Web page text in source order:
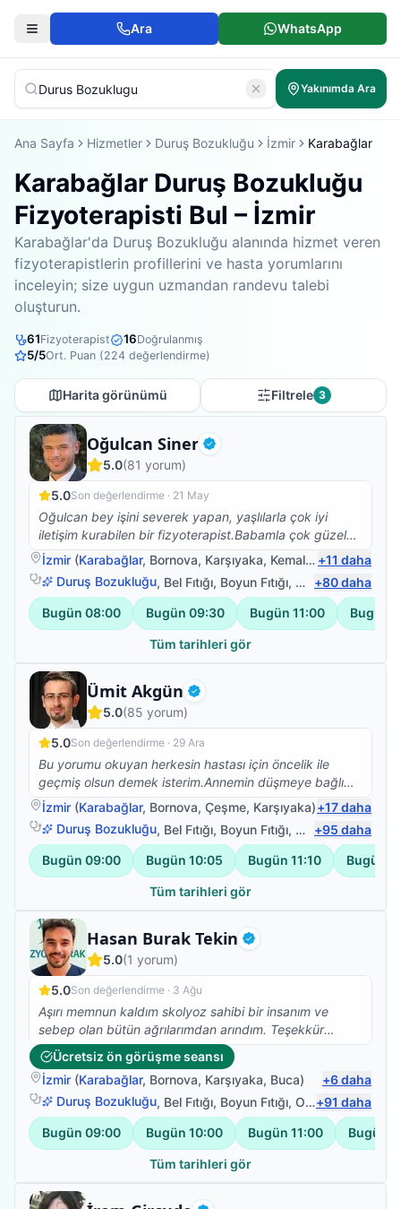
Ara WhatsApp
Yakınımda Ara
Ana Sayfa Hizmetler Duruş Bozukluğu İzmir Karabağlar
Karabağlar Duruş Bozukluğu
Fizyoterapisti Bul – İzmir
Karabağlar'da Duruş Bozukluğu alanında hizmet veren
fizyoterapistlerin profillerini ve hasta yorumlarını
inceleyin; size uygun uzmandan randevu talebi
oluşturun.
61Fizyoterapist 16Doğrulanmış
5/5Ort. Puan (224 değerlendirme)
Harita görünümü Filtrele 3
Oğulcan Siner Doğrulanmış
Fizyoterapist
5.0(81 yorum)
5.0Son değerlendirme · 21 May
Oğulcan bey işini severek yapan, yaşlılarla çok iyi
iletişim kurabilen bir fizyoterapist.Babamla çok güzel
ilgilendi.Kendisine çok teşekkür ederim.☺️
İzmir (Karabağlar, Bornova, Karşıyaka, Kemalpaşa )
+11 daha
Duruş Bozukluğu, Bel Fıtığı, Boyun Fıtığı, Omuz Bağ
+80daha
Bugün 08:00 Bugün 09:30 Bugün 11:00 Bugün
Tüm tarihleri gör
Ümit Akgün Doğrulanmış
Fizyoterapist
5.0(85 yorum)
5.0Son değerlendirme · 29 Ara
Bu yorumu okuyan herkesin hastası için öncelik ile
geçmiş olsun demek isterim.Annemin düşmeye bağlı
beyin kanaması sonrası vücudunun sol tarafına
felç.oldu bu süreçte Ümit bey ile yolumuz buluştu ve
annem yaşına farklı kronik rahatsızlığına rağmen
yürüdü ve vücudunu kullabanilir hale geldi.Bunun için
teşekkür edemem yetmez,sanırım hastası olan 10
kişiye sorsak 50 si kendisi için içinden gelen yüm
yaşanmıyor tüm aile fertlerimiz bu süreçten
etkileniyor.İşte Ümit bey bunu başarıyor bizim ile
birlikte olmayı aileden biri olmayı ,o zamanda meslek
bilgisi ve insani değerleri ile başarılı oluyor.Kendisi
gerek nezaketi gerek iş tutuşu gerek değerleri ile
saygımızı sevgimizi kazandı.TEŞEKKÜRLER Ümit bey
tüm değerleriniz için emeğinize,yüreğinize sağlık.
İzmir (Karabağlar, Bornova, Çeşme, Karşıyaka)+17daha
Duruş Bozukluğu, Bel Fıtığı, Boyun Fıtığı, Omuz Bağ
+95 daha
Bugün 09:00 Bugün 10:05 Bugün 11:10 Bugün
Tüm tarihleri gör
Hasan Burak Tekin Doğrulanmış
Fizyoterapist
5.0(1 yorum)
5.0Son değerlendirme · 3 Ağu
Aşırı memnun kaldım skolyoz sahibi bir insanım ve
sebep olan bütün ağrılarımdan arındım. Teşekkür
ederim Burak Bey
Ücretsiz ön görüşme seansı
İzmir (Karabağlar, Bornova, Karşıyaka, Buca) +6daha
Duruş Bozukluğu, Bel Fıtığı, Boyun Fıtığı, Omuz Bağ Yaralanması +91 daha
Bugün 09:00 Bugün 10:00 Bugün 11:00 Bugün
Tüm tarihleri gör